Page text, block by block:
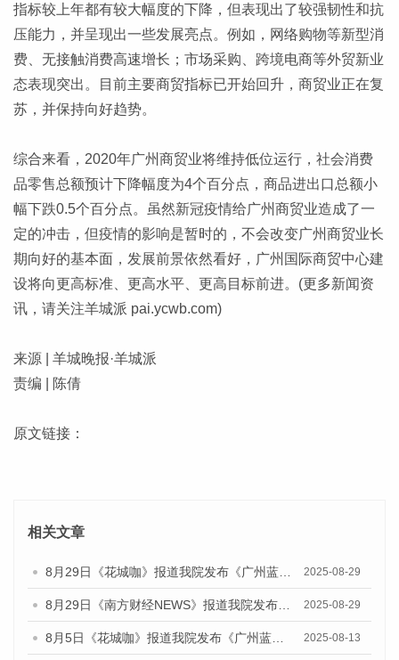
指标较上年都有较大幅度的下降，但表现出了较强韧性和抗
压能力，并呈现出一些发展亮点。例如，网络购物等新型消
费、无接触消费高速增长；市场采购、跨境电商等外贸新业
态表现突出。目前主要商贸指标已开始回升，商贸业正在复
苏，并保持向好趋势。
综合来看，2020年广州商贸业将维持低位运行，社会消费
品零售总额预计下降幅度为4个百分点，商品进出口总额小
幅下跌0.5个百分点。虽然新冠疫情给广州商贸业造成了一
定的冲击，但疫情的影响是暂时的，不会改变广州商贸业长
期向好的基本面，发展前景依然看好，广州国际商贸中心建
设将向更高标准、更高水平、更高目标前进。(更多新闻资
讯，请关注羊城派 pai.ycwb.com)
来源 | 羊城晚报·羊城派
责编 | 陈倩
原文链接：
相关文章
2025-08-29
2025-08-29
2025-08-13